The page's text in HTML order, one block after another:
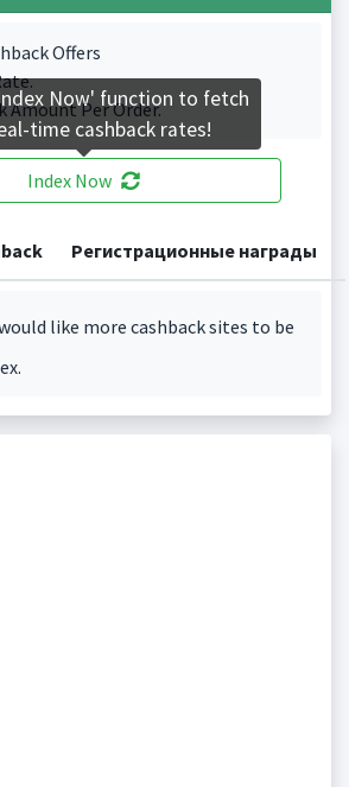
Offers
Amount Per Order.
Index Now
Регистрационные награды
like more cashback sites to be
Now' function to fetch
time cashback rates!